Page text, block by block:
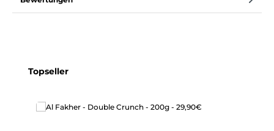
Produktgalerie überspringen
Topseller